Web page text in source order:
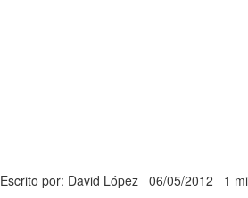
Escrito por: David López 06/05/2012 1